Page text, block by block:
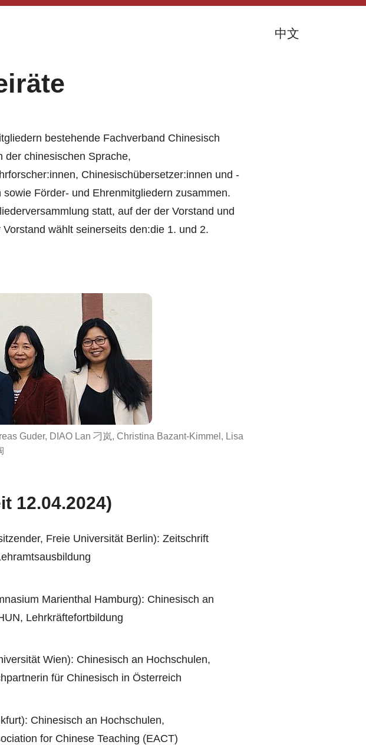
中文
bestehende Fachverband Chinesisch
der chinesischen Sprache,
Chinesischübersetzer:innen und -
Förder- und Ehrenmitgliedern zusammen.
statt, auf der der Vorstand und
wählt seinerseits den:die 1. und 2.
Guder, DIAO Lan 刁岚, Christina Bazant-Kimmel, Lisa
12.04.2024)
Freie Universität Berlin): Zeitschrift
Marienthal Hamburg): Chinesisch an
Lehrkräftefortbildung
Wien): Chinesisch an Hochschulen,
für Chinesisch in Österreich
Chinesisch an Hochschulen,
for Chinese Teaching (EACT)